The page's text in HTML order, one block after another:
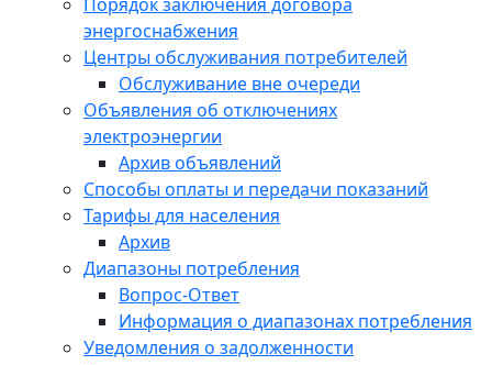
энергоснабжения
Центры обслуживания потребителей
Обслуживание вне очереди
Объявления об отключениях
электроэнергии
Архив объявлений
Способы оплаты и передачи показаний
Тарифы для населения
Архив
Диапазоны потребления
Вопрос-Ответ
Информация о диапазонах потребления
Уведомления о задолженности